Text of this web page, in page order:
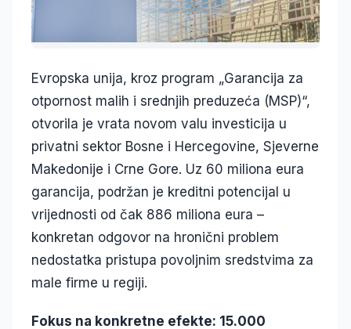
Evropska unija, kroz program „Garancija za
otpornost malih i srednjih preduzeća (MSP)“,
otvorila je vrata novom valu investicija u
privatni sektor Bosne i Hercegovine, Sjeverne
Makedonije i Crne Gore. Uz 60 miliona eura
garancija, podržan je kreditni potencijal u
vrijednosti od čak 886 miliona eura –
konkretan odgovor na hronični problem
nedostatka pristupa povoljnim sredstvima za
male firme u regiji.
Fokus na konkretne efekte: 15.000